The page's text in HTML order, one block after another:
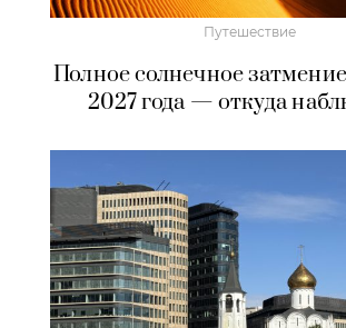
Путешествие
Полное солнечное затмение
2027 года — откуда